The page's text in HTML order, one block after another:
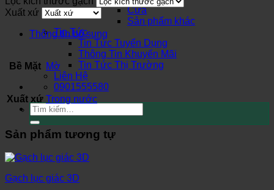
Cửa
Sản phẩm khác
Tin Tức
Tin Tức Tuyển Dụng
Thông Tin Khuyến Mãi
Tin Tức Thị Trường
Liên Hệ
0901555580
Tìm
kiếm:
Xuất xứ
Thông tin bổ sung
Bề Mặt Mờ
Xuất xứ Trong nước
Sản phẩm tương tự
Gạch lục giác 3D